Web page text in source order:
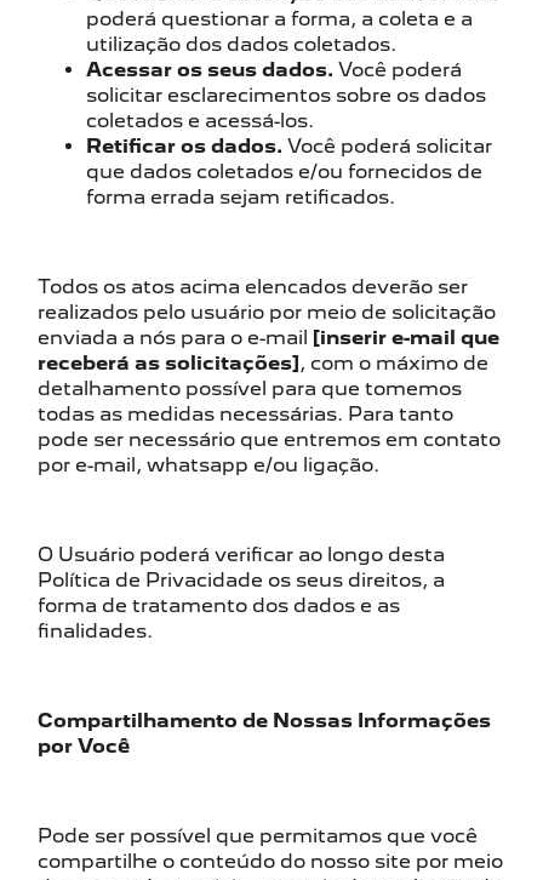
poderá questionar a forma, a coleta e a
utilização dos dados coletados.
Acessar os seus dados. Você poderá
solicitar esclarecimentos sobre os dados
coletados e acessá-los.
Retificar os dados. Você poderá solicitar
que dados coletados e/ou fornecidos de
forma errada sejam retificados.
Todos os atos acima elencados deverão ser
realizados pelo usuário por meio de solicitação
enviada a nós para o e-mail [inserir e-mail que
receberá as solicitações], com o máximo de
detalhamento possível para que tomemos
todas as medidas necessárias. Para tanto
pode ser necessário que entremos em contato
por e-mail, whatsapp e/ou ligação.
O Usuário poderá verificar ao longo desta
Política de Privacidade os seus direitos, a
forma de tratamento dos dados e as
finalidades.
Compartilhamento de Nossas Informações
por Você
Pode ser possível que permitamos que você
compartilhe o conteúdo do nosso site por meio